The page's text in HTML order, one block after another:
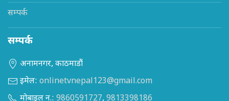
सम्पर्क
सम्पर्क
अनामनगर, काठमाडौं
इमेल: onlinetvnepal123@gmail.com
मोबाइल न.: 9860591727, 9813398186